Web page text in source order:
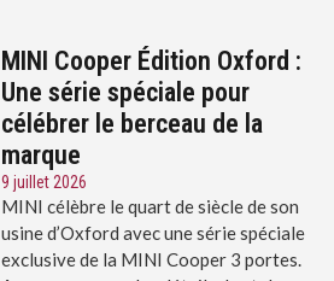
MINI Cooper Édition Oxford :
Une série spéciale pour
célébrer le berceau de la
marque
9 juillet 2026
MINI célèbre le quart de siècle de son
usine d’Oxford avec une série spéciale
exclusive de la MINI Cooper 3 portes.